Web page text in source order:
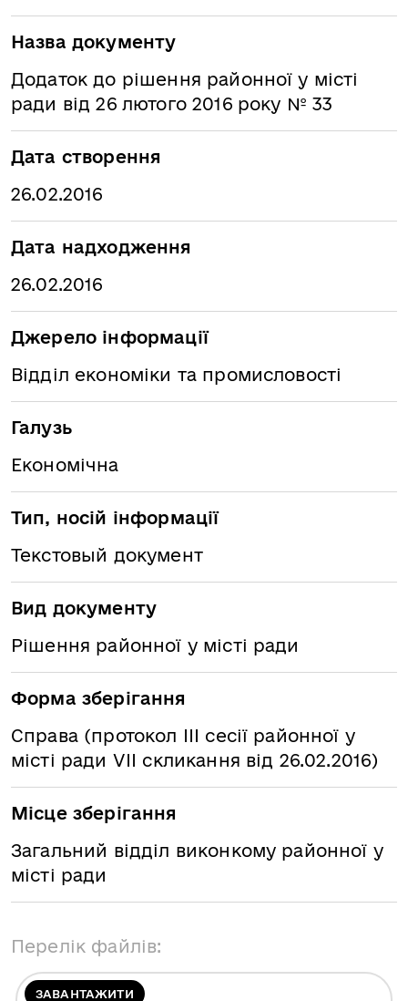
Назва документу
Додаток до рішення районної у місті
ради від 26 лютого 2016 року № 33
Дата створення
26.02.2016
Дата надходження
26.02.2016
Джерело інформації
Відділ економіки та промисловості
Галузь
Економічна
Тип, носій інформації
Текстовый документ
Вид документу
Рішення районної у місті ради
Форма зберігання
Справа (протокол ІІІ сесії районної у
місті ради VІІ скликання від 26.02.2016)
Місце зберігання
Загальний відділ виконкому районної у
місті ради
Перелік файлів:
ЗАВАНТАЖИТИ